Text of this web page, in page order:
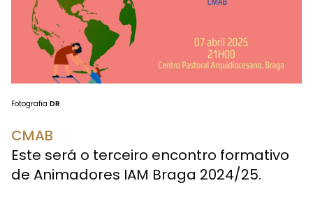
Fotografia DR
CMAB
Este será o terceiro encontro formativo
de Animadores IAM Braga 2024/25.